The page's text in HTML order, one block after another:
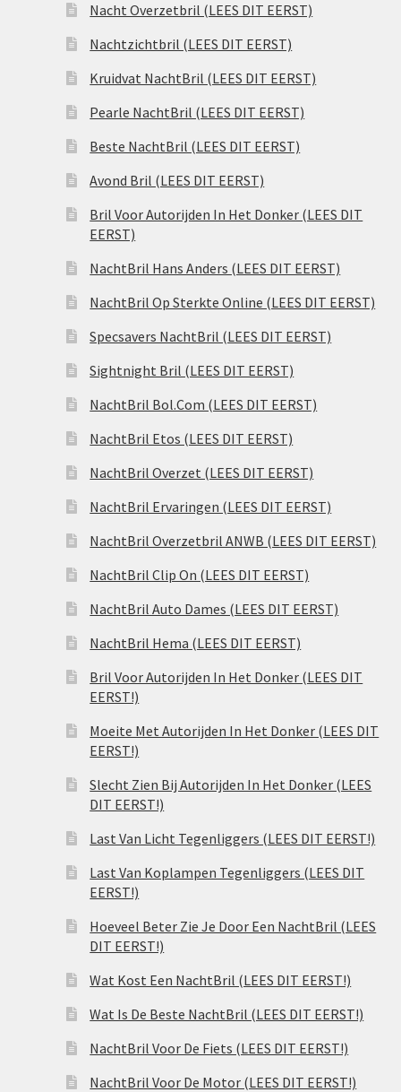
Nacht Overzetbril (LEES DIT EERST)
Nachtzichtbril (LEES DIT EERST)
Kruidvat NachtBril (LEES DIT EERST)
Pearle NachtBril (LEES DIT EERST)
Beste NachtBril (LEES DIT EERST)
Avond Bril (LEES DIT EERST)
Bril Voor Autorijden In Het Donker (LEES DIT
EERST)
NachtBril Hans Anders (LEES DIT EERST)
NachtBril Op Sterkte Online (LEES DIT EERST)
Specsavers NachtBril (LEES DIT EERST)
Sightnight Bril (LEES DIT EERST)
NachtBril Bol.Com (LEES DIT EERST)
NachtBril Etos (LEES DIT EERST)
NachtBril Overzet (LEES DIT EERST)
NachtBril Ervaringen (LEES DIT EERST)
NachtBril Overzetbril ANWB (LEES DIT EERST)
NachtBril Clip On (LEES DIT EERST)
NachtBril Auto Dames (LEES DIT EERST)
NachtBril Hema (LEES DIT EERST)
Bril Voor Autorijden In Het Donker (LEES DIT
EERST!)
Moeite Met Autorijden In Het Donker (LEES DIT
EERST!)
Slecht Zien Bij Autorijden In Het Donker (LEES
DIT EERST!)
Last Van Licht Tegenliggers (LEES DIT EERST!)
Last Van Koplampen Tegenliggers (LEES DIT
EERST!)
Hoeveel Beter Zie Je Door Een NachtBril (LEES
DIT EERST!)
Wat Kost Een NachtBril (LEES DIT EERST!)
Wat Is De Beste NachtBril (LEES DIT EERST!)
NachtBril Voor De Fiets (LEES DIT EERST!)
NachtBril Voor De Motor (LEES DIT EERST!)